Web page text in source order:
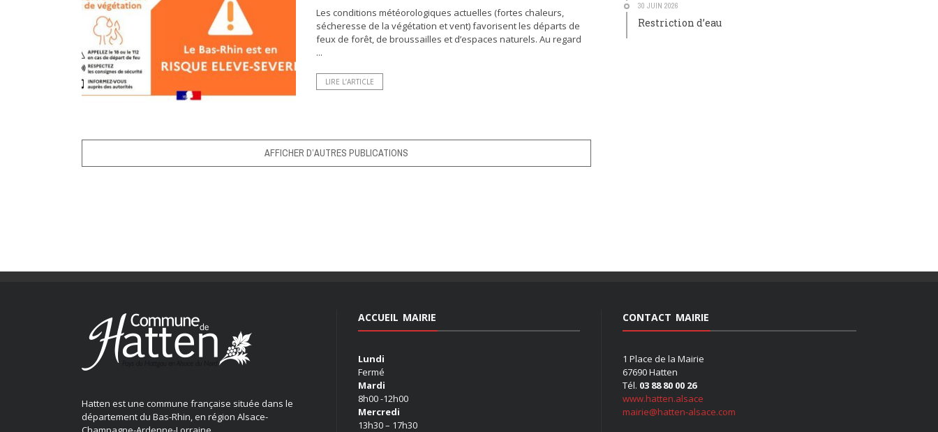
Les conditions météorologiques actuelles (fortes chaleurs,
sécheresse de la végétation et vent) favorisent les départs de
feux de forêt, de broussailles et d’espaces naturels. Au regard
...
LIRE L’ARTICLE
AFFICHER D’AUTRES PUBLICATIONS
30 JUIN 2026
Restriction d’eau
Hatten est une commune française située dans le
département du Bas-Rhin, en région Alsace-
ACCUEIL MAIRIE
Lundi
Fermé
Mardi
8h00 -12h00
Mercredi
13h30 – 17h30
CONTACT MAIRIE
1 Place de la Mairie
67690 Hatten
Tél. 03 88 80 00 26
www.hatten.alsace
mairie@hatten-alsace.com